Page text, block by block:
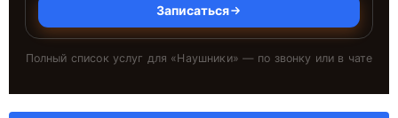
Записаться
Полный список услуг для «Наушники» — по звонку или в чате